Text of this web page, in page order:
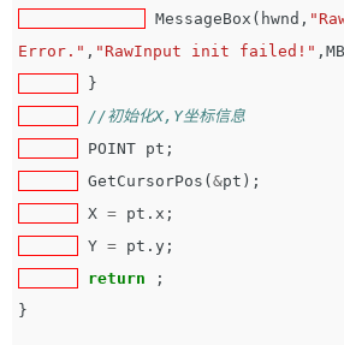
MessageBox ( hwnd ,
Error." , "RawInput init failed!" ,
}
//初始化X,Y坐标信息
POINT pt ;
GetCursorPos ( &pt );
X = pt . x ;
Y = pt . y ;
return
;
}